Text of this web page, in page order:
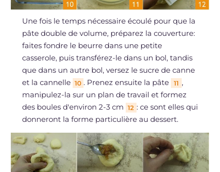
Une fois le temps nécessaire écoulé pour que la
pâte double de volume, préparez la couverture:
faites fondre le beurre dans une petite
casserole, puis transférez-le dans un bol, tandis
que dans un autre bol, versez le sucre de canne
et la cannelle 10 . Prenez ensuite la pâte 11 ,
manipulez-la sur un plan de travail et formez
des boules d'environ 2-3 cm 12 : ce sont elles qui
donneront la forme particulière au dessert.